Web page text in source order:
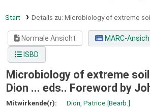
Start Details zu: Microbiology of extreme
Normale Ansicht
MARC-
ISBD
Microbiology of extreme
Dion ... eds.. Foreword by
Mitwirkende(r): Dion, Patrice [Bearb.]